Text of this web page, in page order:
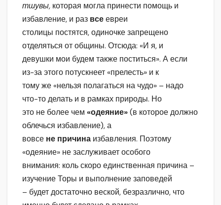
тшувы, которая могла принести помощь и
избавление, и раз всеевреи
столицы постятся, одиночке запрещено
отделяться от общины. Отсюда: «И я, и
девушки мои будем также поститься». А если
из-за этого потускнеет «прелесть» и к
тому же «нельзя полагаться на чудо» – надо
что-то делать и в рамках природы. Но
это не более чем «одеяние»(в которое должно
облечься избавление), а
вовсе не причина избавления. Поэтому
«одеяние» не заслуживает особого
внимания: коль скоро единственная причина –
изучение Торы и выполнение заповедей
– будет достаточно веской, безразлично, что